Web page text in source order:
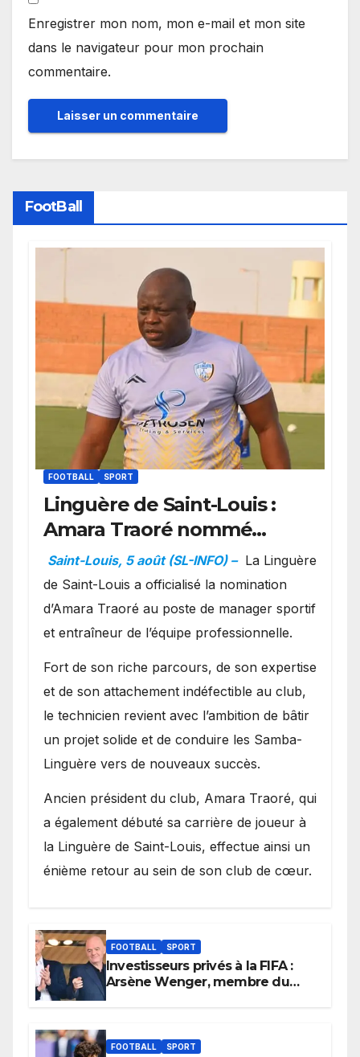
Enregistrer mon nom, mon e-mail et mon site
dans le navigateur pour mon prochain
commentaire.
FootBall
FOOTBALL SPORT
Linguère de Saint-Louis :
Amara Traoré nommé
manager sportif et
entraîneur de l’équipe
Saint-Louis, 5 août (SL-INFO) – La Linguère
de Saint-Louis a officialisé la nomination
d’Amara Traoré au poste de manager sportif
et entraîneur de l’équipe professionnelle.
Fort de son riche parcours, de son expertise
et de son attachement indéfectible au club,
le technicien revient avec l’ambition de bâtir
un projet solide et de conduire les Samba-
Linguère vers de nouveaux succès.
Ancien président du club, Amara Traoré, qui
a également débuté sa carrière de joueur à
la Linguère de Saint-Louis, effectue ainsi un
énième retour au sein de son club de cœur.
FOOTBALL SPORT
Investisseurs privés à la FIFA :
Arsène Wenger, membre du
FOOTBALL SPORT